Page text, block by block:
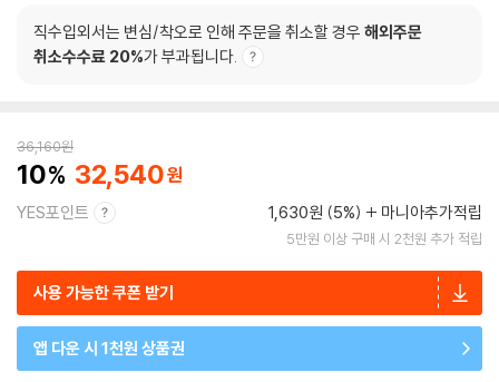
직수입외서는 변심/착오로 인해 주문을 취소할 경우 해외주문
취소수수료 20%가 부과됩니다.
36,160원
10 32,540
YES포인트 1,630원 (5%) 마니아추가적립
5만원 이상 구매 시 2천원 추가 적립
사용 가능한 쿠폰 받기
앱 다운 시 1천원 상품권